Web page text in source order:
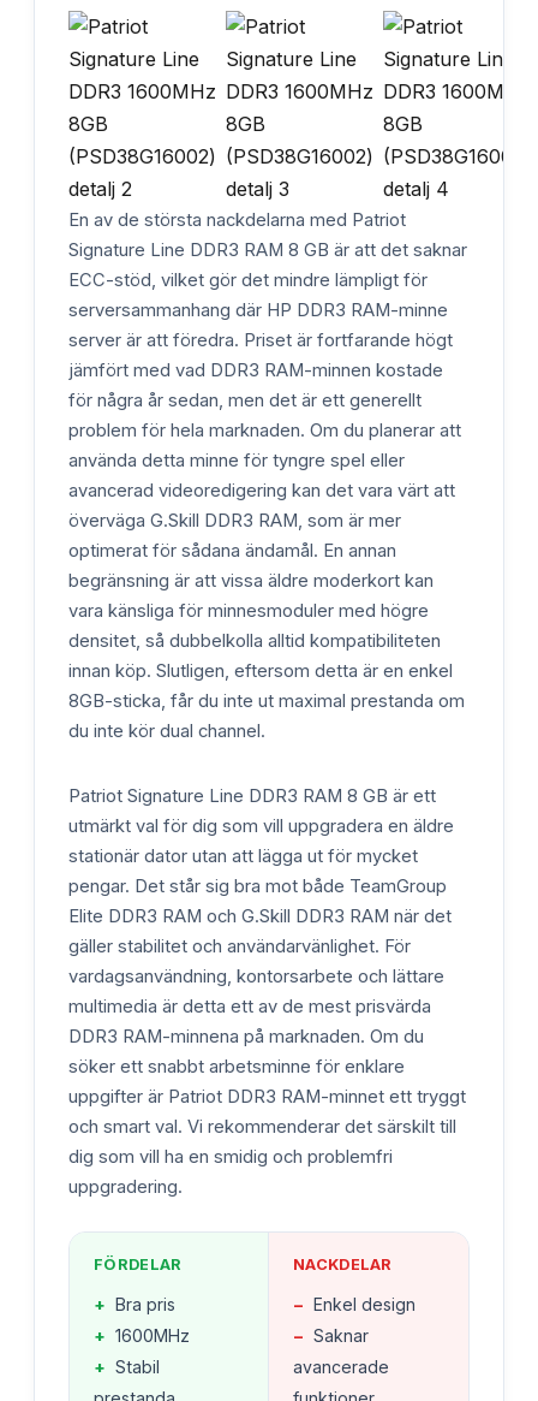
En av de största nackdelarna med Patriot
Signature Line DDR3 RAM 8 GB är att det saknar
ECC-stöd, vilket gör det mindre lämpligt för
serversammanhang där HP DDR3 RAM-minne
server är att föredra. Priset är fortfarande högt
jämfört med vad DDR3 RAM-minnen kostade
för några år sedan, men det är ett generellt
problem för hela marknaden. Om du planerar att
använda detta minne för tyngre spel eller
avancerad videoredigering kan det vara värt att
överväga G.Skill DDR3 RAM, som är mer
optimerat för sådana ändamål. En annan
begränsning är att vissa äldre moderkort kan
vara känsliga för minnesmoduler med högre
densitet, så dubbelkolla alltid kompatibiliteten
innan köp. Slutligen, eftersom detta är en enkel
8GB-sticka, får du inte ut maximal prestanda om
du inte kör dual channel.
Patriot Signature Line DDR3 RAM 8 GB är ett
utmärkt val för dig som vill uppgradera en äldre
stationär dator utan att lägga ut för mycket
pengar. Det står sig bra mot både TeamGroup
Elite DDR3 RAM och G.Skill DDR3 RAM när det
gäller stabilitet och användarvänlighet. För
vardagsanvändning, kontorsarbete och lättare
multimedia är detta ett av de mest prisvärda
DDR3 RAM-minnena på marknaden. Om du
söker ett snabbt arbetsminne för enklare
uppgifter är Patriot DDR3 RAM-minnet ett tryggt
och smart val. Vi rekommenderar det särskilt till
dig som vill ha en smidig och problemfri
uppgradering.
FÖRDELAR
+ Bra pris
+ 1600MHz
+ Stabil
NACKDELAR
− Enkel design
− Saknar
avancerade